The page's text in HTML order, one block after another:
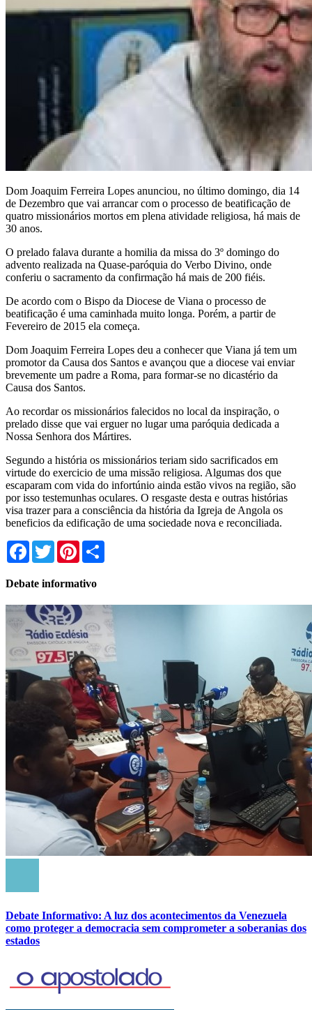
Dom Joaquim Ferreira Lopes anunciou, no último domingo, dia 14
de Dezembro que vai arrancar com o processo de beatificação de
quatro missionários mortos em plena atividade religiosa, há mais de
30 anos.
O prelado falava durante a homilia da missa do 3º domingo do
advento realizada na Quase-paróquia do Verbo Divino, onde
conferiu o sacramento da confirmação há mais de 200 fiéis.
De acordo com o Bispo da Diocese de Viana o processo de
beatificação é uma caminhada muito longa. Porém, a partir de
Fevereiro de 2015 ela começa.
Dom Joaquim Ferreira Lopes deu a conhecer que Viana já tem um
promotor da Causa dos Santos e avançou que a diocese vai enviar
brevemente um padre a Roma, para formar-se no dicastério da
Causa dos Santos.
Ao recordar os missionários falecidos no local da inspiração, o
prelado disse que vai erguer no lugar uma paróquia dedicada a
Nossa Senhora dos Mártires.
Segundo a história os missionários teriam sido sacrificados em
virtude do exercicio de uma missão religiosa. Algumas dos que
escaparam com vida do infortúnio ainda estão vivos na região, são
por isso testemunhas oculares. O resgaste desta e outras histórias
visa trazer para a consciência da história da Igreja de Angola os
beneficios da edificação de uma sociedade nova e reconciliada.
Facebook
TwitterPinterest
Debate informativo
Debate Informativo: A luz dos acontecimentos da Venezuela
como proteger a democracia sem comprometer a soberanias dos
estados